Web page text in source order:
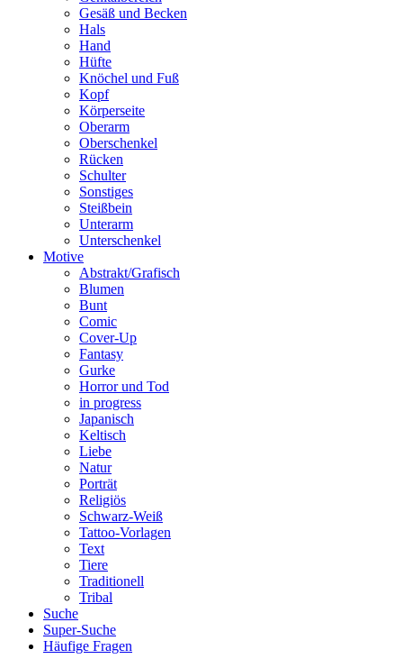
Gesäß und Becken
Hals
Hand
Hüfte
Knöchel und Fuß
Kopf
Körperseite
Oberarm
Oberschenkel
Rücken
Schulter
Sonstiges
Steißbein
Unterarm
Unterschenkel
Motive
Abstrakt/Grafisch
Blumen
Bunt
Comic
Cover-Up
Fantasy
Gurke
Horror und Tod
in progress
Japanisch
Keltisch
Liebe
Natur
Porträt
Religiös
Schwarz-Weiß
Tattoo-Vorlagen
Text
Tiere
Traditionell
Tribal
Suche
Super-Suche
Häufige Fragen